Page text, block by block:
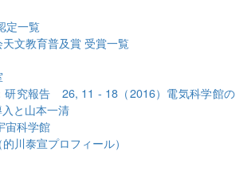
定一覧
文教育普及賞 受賞一覧
研究報告 26, 11 - 18（2016）電気科学館の
と山本一清
宙科学館
川泰宣プロフィール）